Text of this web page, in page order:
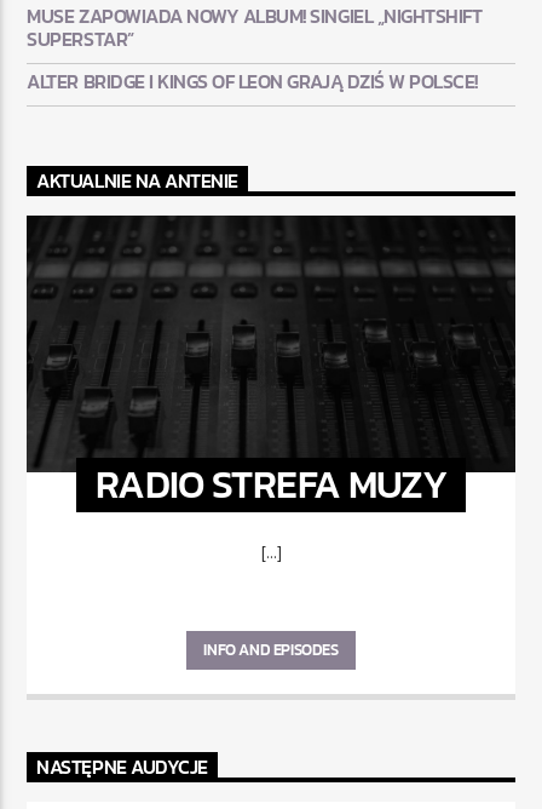
MUSE ZAPOWIADA NOWY ALBUM! SINGIEL „NIGHTSHIFT
SUPERSTAR”
ALTER BRIDGE I KINGS OF LEON GRAJĄ DZIŚ W POLSCE!
AKTUALNIE NA ANTENIE
RADIO STREFA MUZY
[...]
INFO AND EPISODES
NASTĘPNE AUDYCJE